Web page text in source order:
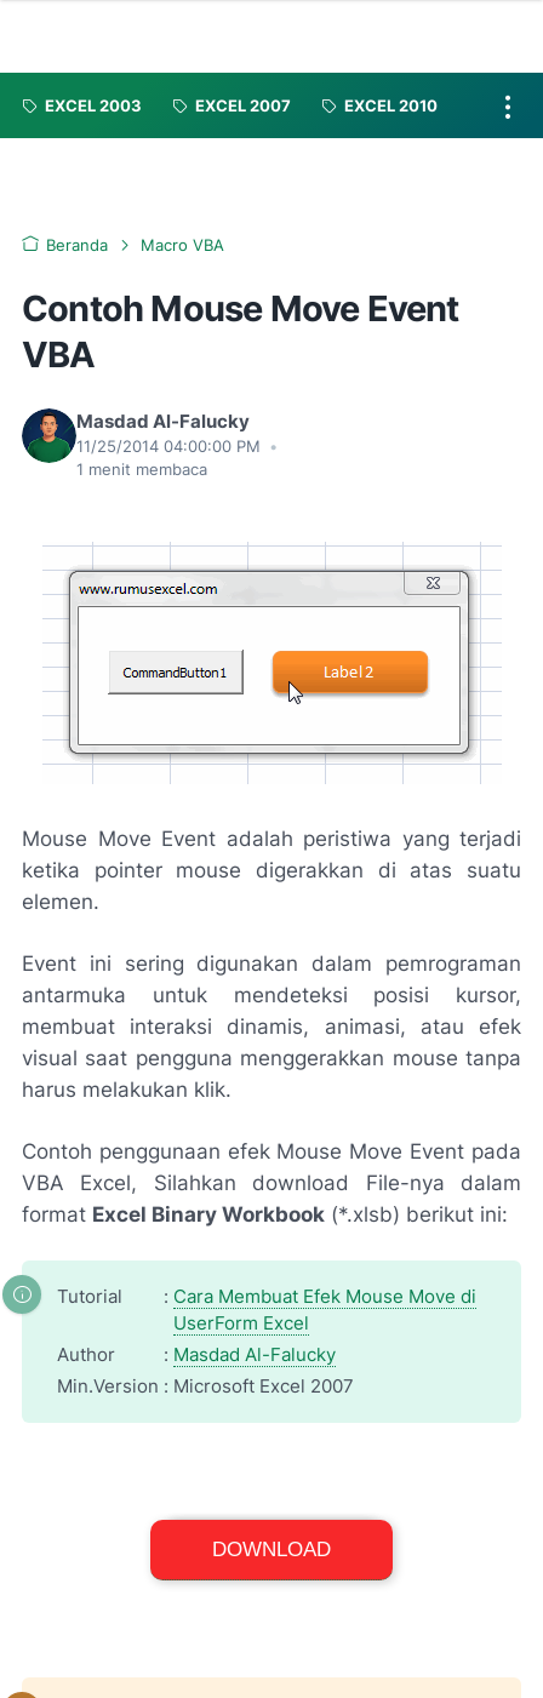
EXCEL 2003 EXCEL 2007 EXCEL 2010
Beranda Macro VBA
Contoh Mouse Move Event
VBA
Masdad Al-Falucky
11/25/2014 04:00:00 PM
•
1 menit membaca
Mouse Move Event adalah peristiwa yang terjadi
ketika pointer mouse digerakkan di atas suatu
elemen.
Event ini sering digunakan dalam pemrograman
antarmuka untuk mendeteksi posisi kursor,
membuat interaksi dinamis, animasi, atau efek
visual saat pengguna menggerakkan mouse tanpa
harus melakukan klik.
Contoh penggunaan efek Mouse Move Event pada
VBA Excel, Silahkan download File-nya dalam
format Excel Binary Workbook (*.xlsb) berikut ini:
Tutorial : Cara Membuat Efek Mouse Move di
UserForm Excel
Author
: Masdad Al-Falucky
Min.Version : Microsoft Excel 2007
DOWNLOAD
File Size: 19,9 KB
Excel Binary Workbook (*.xlsb)